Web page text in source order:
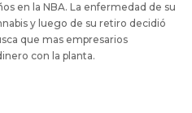
en la NBA. La enfermedad de su
y luego de su retiro decidió
que mas empresarios
con la planta.